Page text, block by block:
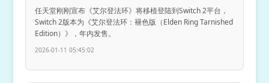
任天堂刚刚宣布《艾尔登法环》将移植登陆到Switch 2平台，
Switch 2版本为《艾尔登法环：褪色版（Elden Ring Tarnished
Edition）》，年内发售。
2026-01-11 05:45:02